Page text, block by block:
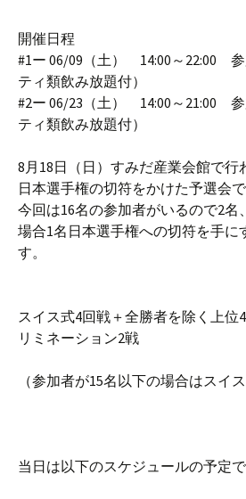
開催日程
#1ー 06/09（土） 14:00～22:00 参
ティ類飲み放題付）
#2ー 06/23（土） 14:00～21:00 参
ティ類飲み放題付）
8月18日（日）すみだ産業会館で行
日本選手権の切符をかけた
今回は16名の参加者がいるので2名
場合1名日本選手権への切符を手に
す。
スイス式4回戦＋全勝者を除く上位
リミネーション2戦
（参加者が15名以下の場合はスイス
当日は以下のスケジュール